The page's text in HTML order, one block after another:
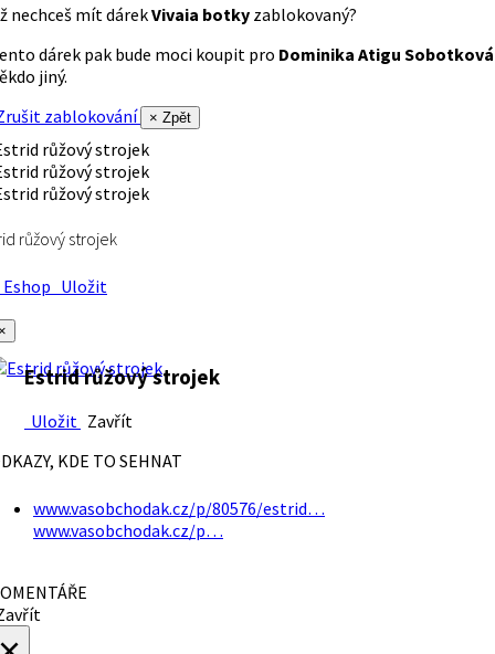
nechceš mít dárekVivaia botky zablokovaný?
dárek pak bude moci koupit pro Dominika Atigu Sobotková
jiný.
zablokování
× Zpět
růžový strojek
Uložit
Estrid růžový strojek
Uložit Zavřít
KDE TO SEHNAT
www.vasobchodak.cz/p/80576/estrid…
www.vasobchodak.cz/p…